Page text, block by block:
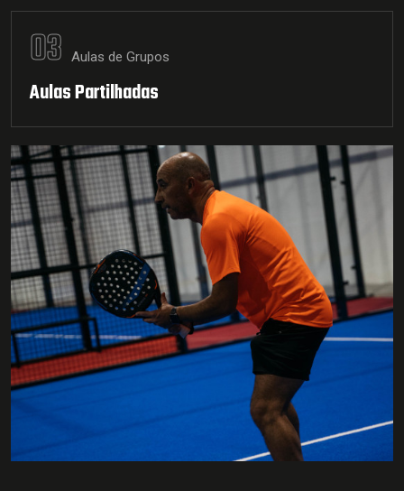
03 Aulas de Grupos
Aulas Partilhadas